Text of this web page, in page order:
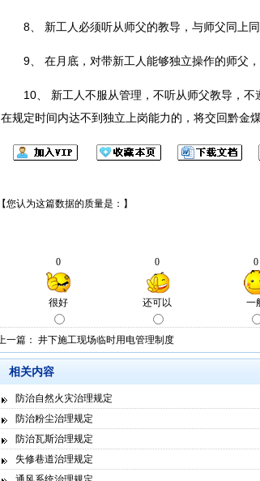
8、 新工人必须听从师父的教导，与师父同上
9、 在月底，对带新工人能够独立操作的师父
10、 新工人不服从管理，不听从师父教导，
在规定时间内达不到独立上岗能力的，将交回黔金煤
上一篇： 井下施工现场临时用电管理制度
相关内容
防治自然火灾治理规定
防治粉尘治理规定
防治瓦斯治理规定
失修巷道治理规定